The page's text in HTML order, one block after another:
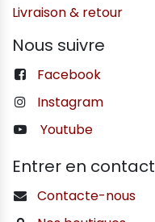
Livraison & retour
Nous suivre
Facebook
Instagram
Youtube
Entrer en contact
Contacte-nous